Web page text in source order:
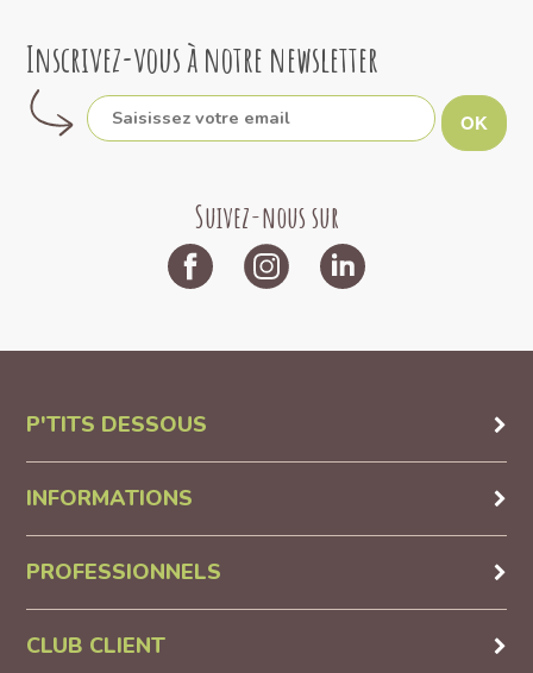
Inscrivez-vous à notre newsletter
OK
Suivez-nous sur
P'TITS DESSOUS
INFORMATIONS
PROFESSIONNELS
CLUB CLIENT